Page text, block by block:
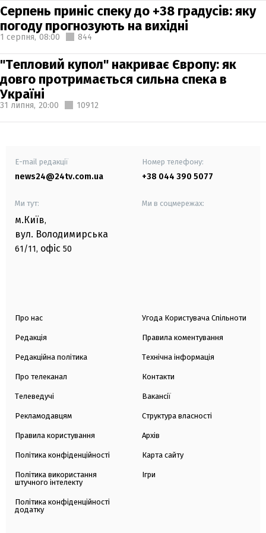
Серпень приніс спеку до +38 градусів: яку
погоду прогнозують на вихідні
1 серпня, 08:00 844
"Тепловий купол" накриває Європу: як
довго протримається сильна спека в
Україні
31 липня, 20:00 10912
E-mail редакції
news24@24tv.com.ua
Номер телефону:
+38 044 390 5077
Ми тут:
м.Київ,
вул. Володимирська
61/11, офіс 50
Ми в соцмережах:
Про нас
Редакція
Редакційна політика
Про телеканал
Телеведучі
Рекламодавцям
Правила користування
Політика конфіденційності
Політика використання
штучного інтелекту
Політика конфіденційності
додатку
Угода Користувача Спільноти
Правила коментування
Технічна інформація
Контакти
Вакансії
Структура власності
Архів
Карта сайту
Ігри